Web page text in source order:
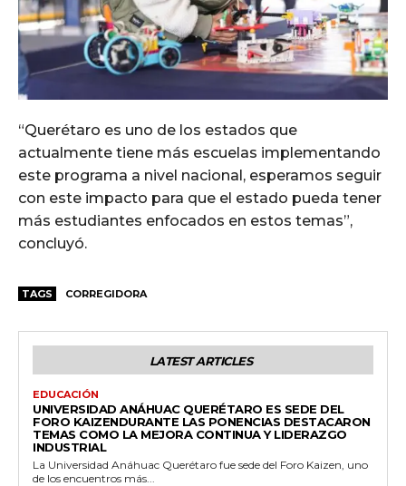
“Querétaro es uno de los estados que
actualmente tiene más escuelas implementando
este programa a nivel nacional, esperamos seguir
con este impacto para que el estado pueda tener
más estudiantes enfocados en estos temas”,
concluyó.
TAGS CORREGIDORA
LATEST ARTICLES
EDUCACIÓN
UNIVERSIDAD ANÁHUAC QUERÉTARO ES SEDE DEL
FORO KAIZENDURANTE LAS PONENCIAS DESTACARON
TEMAS COMO LA MEJORA CONTINUA Y LIDERAZGO
INDUSTRIAL
La Universidad Anáhuac Querétaro fue sede del Foro Kaizen, uno
de los encuentros más...